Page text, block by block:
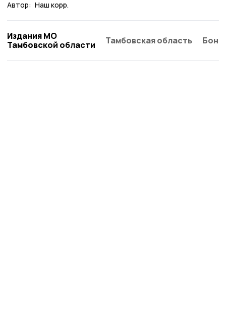
Автор: Наш корр.
Издания МО
Тамбовской области
Тамбовская область